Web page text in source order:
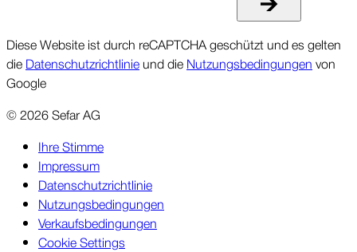
Diese Website ist durch reCAPTCHA geschützt und es gelten
die Datenschutzrichtlinie und die Nutzungsbedingungen von
Google
©2026Sefar AG
Ihre Stimme
Impressum
Datenschutzrichtlinie
Nutzungsbedingungen
Verkaufsbedingungen
Cookie Settings